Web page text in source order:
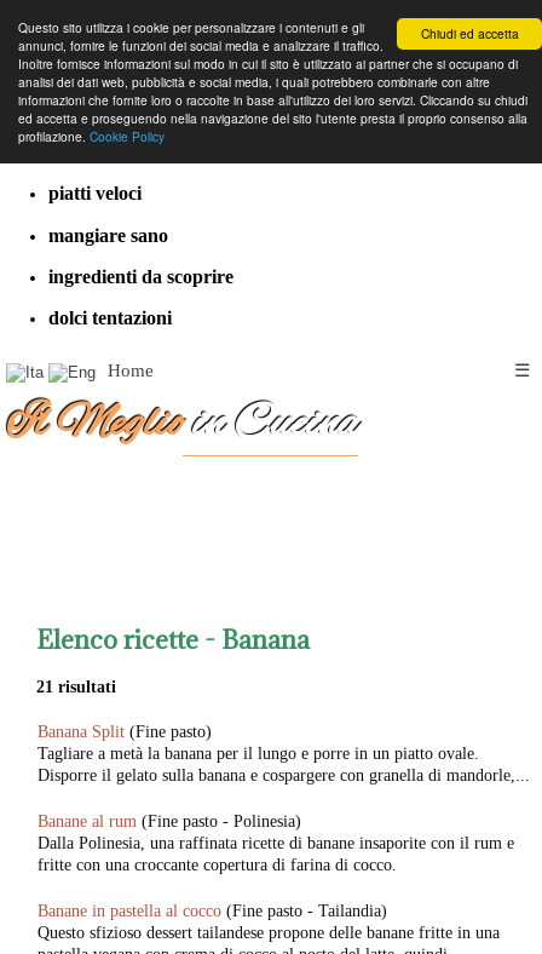
Chiudi ed accetta
Questo sito utilizza i cookie per personalizzare i contenuti e gli
annunci, fornire le funzioni dei social media e analizzare il traffico.
Inoltre fornisce informazioni sul modo in cui il sito è utilizzato ai partner che si occupano di
analisi dei dati web, pubblicità e social media, i quali potrebbero combinarle con altre
informazioni che fornite loro o raccolte in base all'utilizzo dei loro servizi. Cliccando su chiudi
ed accetta e proseguendo nella navigazione del sito l'utente presta il proprio consenso alla
profilazione. Cookie Policy
cucina dal mondo
ricette classiche
piatti veloci
mangiare sano
ingredienti da scoprire
dolci tentazioni
Home ☰
Il Meglioin Cucina
Elenco ricette - Banana
21 risultati
Banana Split (Fine pasto)
Tagliare a metà la banana per il lungo e porre in un piatto ovale.
Disporre il gelato sulla banana e cospargere con granella di mandorle,...
Banane al rum (Fine pasto - Polinesia)
Dalla Polinesia, una raffinata ricette di banane insaporite con il rum e
fritte con una croccante copertura di farina di cocco.
Banane in pastella al cocco (Fine pasto - Tailandia)
Questo sfizioso dessert tailandese propone delle banane fritte in una